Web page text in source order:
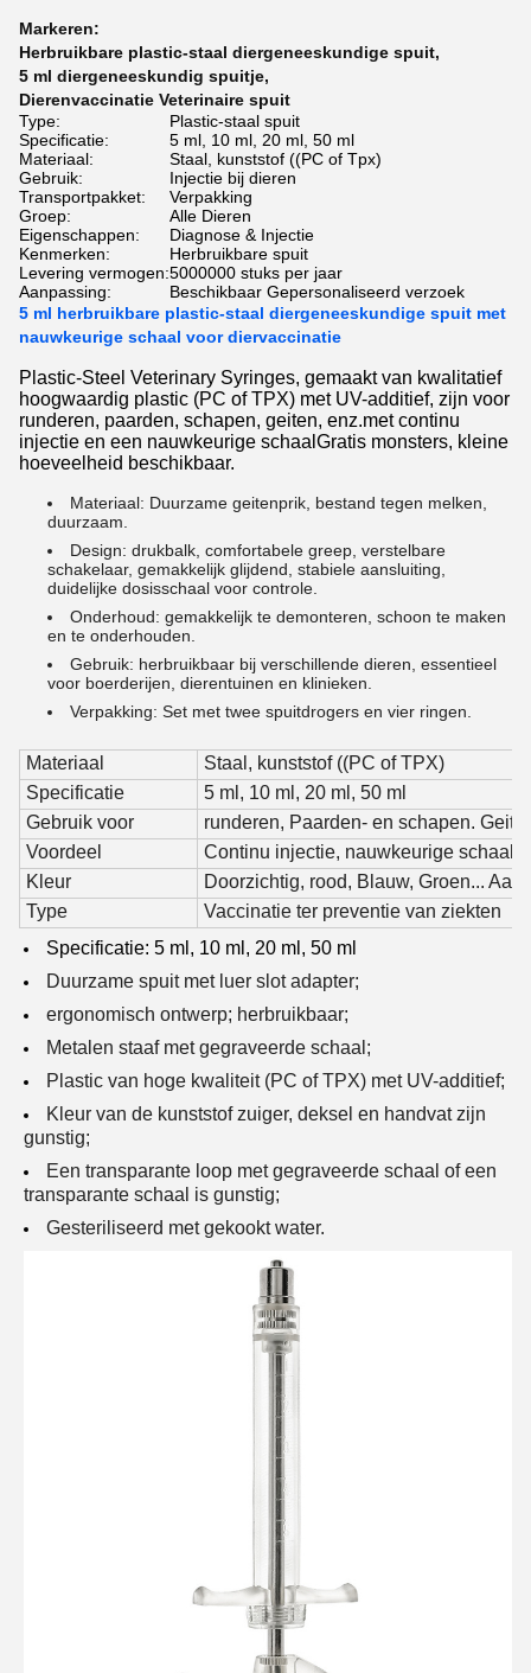
Markeren:
Herbruikbare plastic-staal diergeneeskundige spuit,
5 ml diergeneeskundig spuitje,
Dierenvaccinatie Veterinaire spuit
Type:
Plastic-staal spuit
Specificatie:
5 ml, 10 ml, 20 ml, 50 ml
Materiaal:
Staal, kunststof ((PC of Tpx)
Gebruik:
Injectie bij dieren
Transportpakket:
Verpakking
Groep:
Alle Dieren
Eigenschappen:
Diagnose & Injectie
Kenmerken:
Herbruikbare spuit
Levering vermogen:5000000 stuks per jaar
Aanpassing:
Beschikbaar Gepersonaliseerd verzoek
5 ml herbruikbare plastic-staal diergeneeskundige spuit met
nauwkeurige schaal voor diervaccinatie
Plastic-Steel Veterinary Syringes, gemaakt van kwalitatief
hoogwaardig plastic (PC of TPX) met UV-additief, zijn voor
runderen, paarden, schapen, geiten, enz.met continu
injectie en een nauwkeurige schaalGratis monsters, kleine
hoeveelheid beschikbaar.
Materiaal: Duurzame geitenprik, bestand tegen melken,
duurzaam.
Design: drukbalk, comfortabele greep, verstelbare
schakelaar, gemakkelijk glijdend, stabiele aansluiting,
duidelijke dosisschaal voor controle.
Onderhoud: gemakkelijk te demonteren, schoon te maken
en te onderhouden.
Gebruik: herbruikbaar bij verschillende dieren, essentieel
voor boerderijen, dierentuinen en klinieken.
Verpakking: Set met twee spuitdrogers en vier ringen.
Materiaal
Staal, kunststof ((PC of TPX)
Specificatie
5 ml, 10 ml, 20 ml, 50 ml
Gebruik voor
runderen, Paarden- en schapen. Geit
Voordeel
Continu injectie, nauwkeurige schaal
Kleur
Doorzichtig, rood, Blauw, Groen...
Type
Vaccinatie ter preventie van ziekten
Specificatie: 5 ml, 10 ml, 20 ml, 50 ml
Duurzame spuit met luer slot adapter;
ergonomisch ontwerp; herbruikbaar;
Metalen staaf met gegraveerde schaal;
Plastic van hoge kwaliteit (PC of TPX) met UV-additief;
Kleur van de kunststof zuiger, deksel en handvat zijn
gunstig;
Een transparante loop met gegraveerde schaal of een
transparante schaal is gunstig;
Gesteriliseerd met gekookt water.